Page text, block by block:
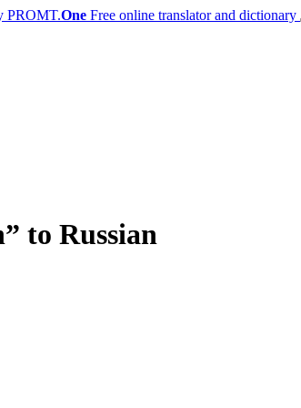
PROMT.One Free online translator and dictionary
to Russian